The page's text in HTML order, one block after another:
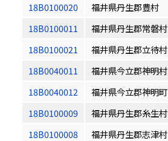
18B0100020
福井県丹生郡豊村
18B0100011
福井県丹生郡常磐村
18B0100021
福井県丹生郡立待村
18B0040011
福井県今立郡神明村
18B0040012
福井県今立郡神明町
18B0100009
福井県丹生郡糸生村
18B0100008
福井県丹生郡志津村